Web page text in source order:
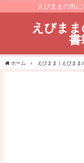
えびままの気
えびま
書
ホーム えびまま | えびまま